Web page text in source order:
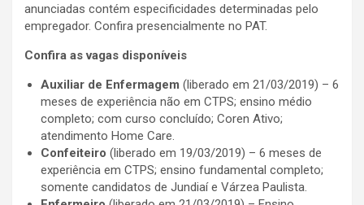
anunciadas contém especificidades determinadas pelo
empregador. Confira presencialmente no PAT.
Confira as vagas disponíveis
Auxiliar de Enfermagem (liberado em 21/03/2019) – 6
meses de experiência não em CTPS; ensino médio
completo; com curso concluído; Coren Ativo;
atendimento Home Care.
Confeiteiro (liberado em 19/03/2019) – 6 meses de
experiência em CTPS; ensino fundamental completo;
somente candidatos de Jundiaí e Várzea Paulista.